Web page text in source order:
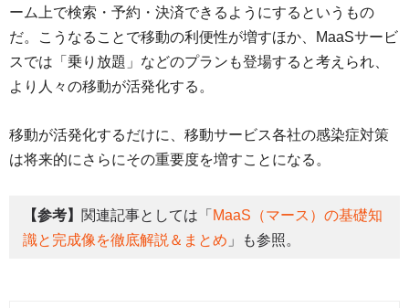
ーム上で検索・予約・決済できるようにするというもの
だ。こうなることで移動の利便性が増すほか、MaaSサービ
スでは「乗り放題」などのプランも登場すると考えられ、
より人々の移動が活発化する。
移動が活発化するだけに、移動サービス各社の感染症対策
は将来的にさらにその重要度を増すことになる。
【参考】 関連記事としては「 MaaS（マース）の基礎知
識と完成像を徹底解説＆まとめ 」も参照。